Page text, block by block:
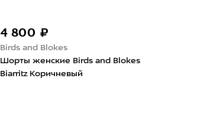
4 800 ₽
Birds and Blokes
Шорты женские Birds and Blokes
Biarritz Коричневый